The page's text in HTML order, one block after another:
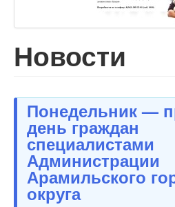
Новости
Понедельник —
день граждан
специалистами
Администрации
Арамильского
округа